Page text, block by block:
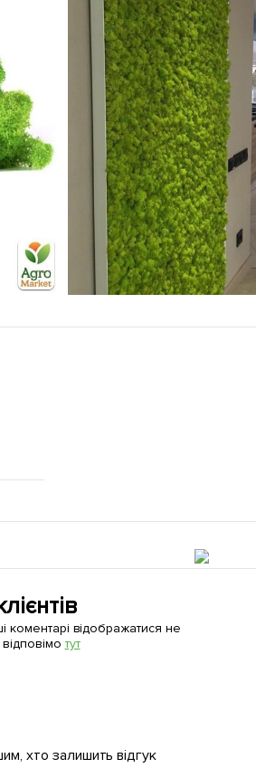
коментарі відображатися не
тут
хто залишить відгук